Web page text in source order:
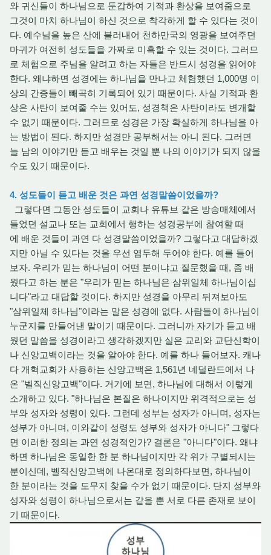
와 귀신들이 하나님으로 둔갑하여 기적과 환상을 보여줌으로
그것이 마치 하나님이 하신 것으로 착각하게 할 수 있다는 것이
다. 예수님을 높은 산에 불러내어 천하만국의 영광을 보여주던
마귀가 여전히 성도들을 가짜로 미혹할 수 있는 것이다. 그러므
로 체험으로 주님을 알려고 하는 자들은 반드시 성경을 읽어야
한다. 왜냐하면 성경에는 하나님을 만나고 체험했던 1,000명 이
상의 간증들이 빼곡히 기록되어 있기 때문이다. 사실 기적과 환
상은 사탄이 보여줄 수는 있어도, 성경책은 사탄이라도 변개할
수 없기 때문이다. 그러므로 성경은 가장 확실하게 하나님을 아
는 방법이 된다. 하지만 성경만 공부해서는 아니 된다. 그러면
늘 남의 이야기만 듣고 배우는 것일 뿐 나의 이야기가 되지 않을
수도 있기 때문이다.
4. 성도들이 듣고 배운 것은 과연 성경말씀이었을까?
그렇다면 그동안 성도들이 교회나 유튜브 같은 방송매체에서
들었던 설교나 또는 교회에서 행하는 성경공부에 참여할 때
에 배운 것들이 과연 다 성경말씀이었을까? 그렇다고 대답하겠
지만 아닐 수 있다는 것을 우선 염두해 두어야 한다. 예를 들어
보자. 우리가 믿는 하나님이 어떤 분이냐고 질문했을 때, 좀 배
웠다고 하는 분은 "우리가 믿는 하나님은 삼위일체 하나님이십
니다"라고 대답할 것이다. 하지만 성경을 아무리 뒤져보아도
"삼위일체 하나님"이라는 말은 성경에 없다. 사람들이 하나님이
누군지를 만들어낸 말이기 때문이다. 그러니까 자기가 듣고 배
웠던 말씀을 성경이라고 생각하겠지만 실은 교리와 교단신학이
나 신앙고백이라는 것을 알아야 한다. 예를 하나 들어보자. 캐나
다 개혁교회가 사용하는 신앙고백은 1,561년 네덜란드에서 나
온 "벨직신앙고백"이다. 거기에 보면, 하나님에 대해서 이렇게
소개하고 있다. "하나님은 본질은 하나이지만 위격적으로는 성
부와 성자와 성령이 있다. 그런데 성부는 성자가 아니며, 성자는
성부가 아니며, 이와같이 성령도 성부와 성자가 아니다" 그렇다
면 이러한 정의는 과연 성경적인가? 결론은 "아니다"이다. 왜냐
하면 하나님은 동일한 한 분 하나님이지만 각 위가 구별되시는
분이신데, 벨직신앙고백에 나온대로 정의하다보면, 하나님이
한 분이라는 것을 도무지 찾을 수가 없기 때문이다. 단지 성부와
성자와 성령이 하나님으로서는 같을 뿐 서로 다른 존재로 보이
기 때문이다.